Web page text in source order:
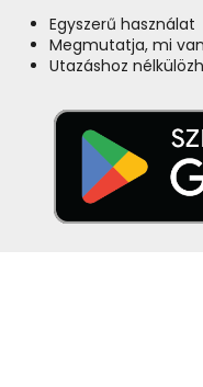
Egyszerű használat
Megmutatja, mi
Utazáshoz